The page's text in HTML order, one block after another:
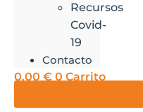
Recursos
Covid-
19
Contacto
0,00 € 0 Carrito